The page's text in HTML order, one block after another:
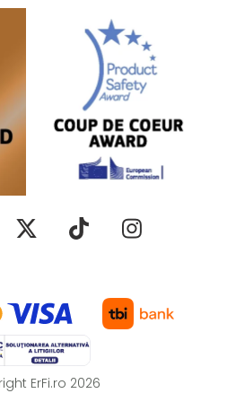
stres
creata pentru a face fiecare
de centuri de siguranta in
facilitand asezarea copilului in
doar cateva secunde. Parintii
a hamului de siguranta si a
se usor la cresterea copilului.
centurilor si asigura o
de fiecare data, asigurandu-te
ErFi.ro 2026